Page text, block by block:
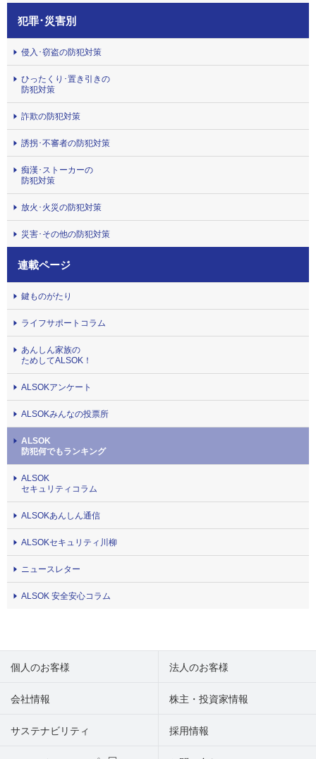
犯罪･災害別
侵入･窃盗の防犯対策
ひったくり･置き引きの
防犯対策
詐欺の防犯対策
誘拐･不審者の防犯対策
痴漢･ストーカーの
防犯対策
放火･火災の防犯対策
災害･その他の防犯対策
連載ページ
鍵ものがたり
ライフサポートコラム
あんしん家族の
ためしてALSOK！
ALSOKアンケート
ALSOKみんなの投票所
ALSOK
防犯何でもランキング
ALSOK
セキュリティコラム
ALSOKあんしん通信
ALSOKセキュリティ川柳
ニュースレター
ALSOK 安全安心コラム
個人のお客様 法人のお客様
会社情報 株主・投資家情報
サステナビリティ 採用情報